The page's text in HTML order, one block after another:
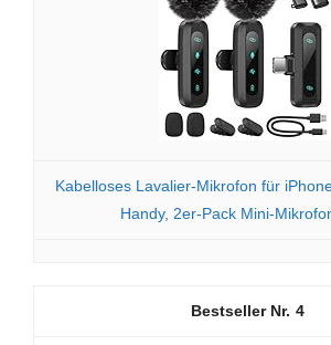
Kabelloses Lavalier-Mikrofon für
Handy, 2er-Pack Mini-
4